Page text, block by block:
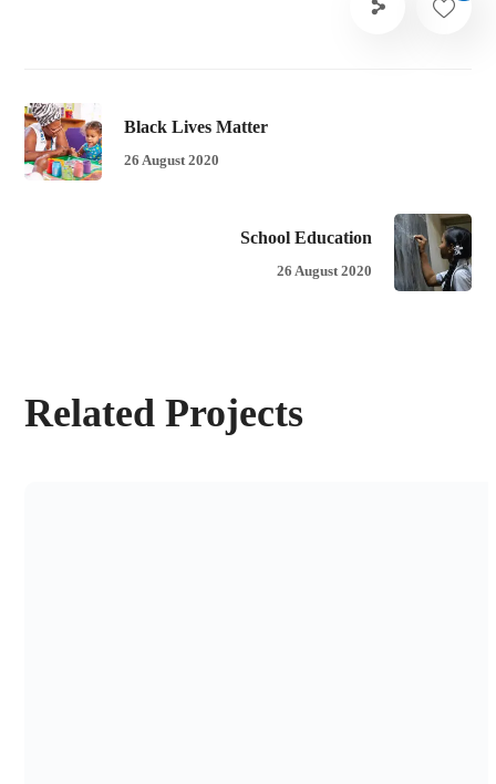
Black Lives Matter
26 August 2020
School Education
26 August 2020
Related Projects